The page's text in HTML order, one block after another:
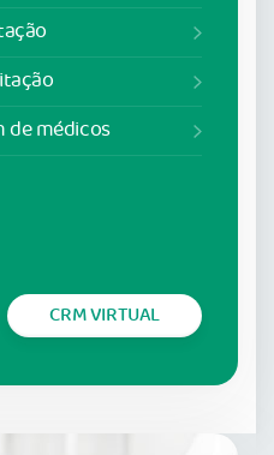
de médicos
CRM VIRTUAL